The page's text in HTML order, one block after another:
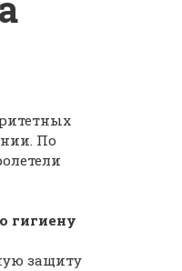
По
гигиену
защиту